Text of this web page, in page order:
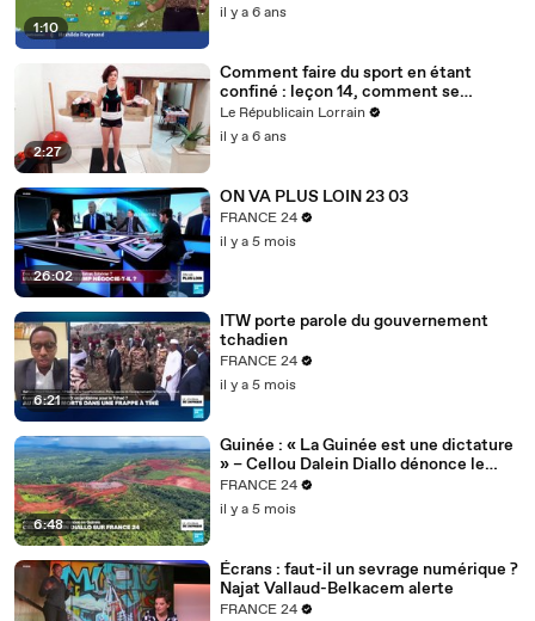
1:10
il y a 6 ans
2:27
Comment faire du sport en étant
confiné : leçon 14, comment se
muscler avec des bouteilles d'eau ?
Le Républicain Lorrain
il y a 6 ans
26:02
ON VA PLUS LOIN 23 03
FRANCE 24
il y a 5 mois
6:21
ITW porte parole du gouvernement
tchadien
FRANCE 24
il y a 5 mois
6:48
Guinée : « La Guinée est une dictature
» – Cellou Dalein Diallo dénonce le
régime Doumbouya
FRANCE 24
il y a 5 mois
Écrans : faut-il un sevrage numérique ?
Najat Vallaud-Belkacem alerte
FRANCE 24